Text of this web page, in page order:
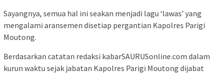
Sayangnya, semua hal ini seakan menjadi lagu ‘lawas’ yang
mengalami aransemen disetiap pergantian Kapolres Parigi
Moutong.
Berdasarkan catatan redaksi kabarSAURUSonline.com dalam
kurun waktu sejak jabatan Kapolres Parigi Moutong dijabat